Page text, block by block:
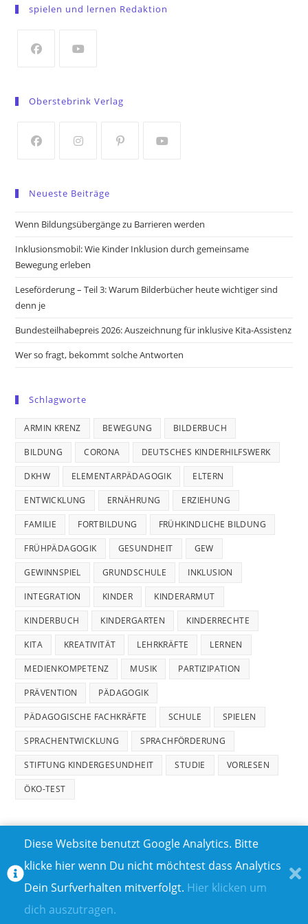
a
tab
spielen und lernen Redaktion
a
tab
tab
Oberstebrink Verlag
a
new
new
a
new
new
Neueste Beiträge
Wenn Bildungsübergänge zu Barrieren werden
Inklusionsmobil: Wie Kinder Inklusion durch gemeinsame
Bewegung erleben
Leseförderung – Teil 3: Warum Bilderbücher heute wichtiger sind
denn je
Bundesteilhabepreis 2026: Auszeichnung für inklusive Kita-Assistenz
Wer so fragt, bekommt solche Antworten
Schlagworte
ARMIN KRENZ BEWEGUNG BILDERBUCH
BILDUNG CORONA DEUTSCHES KINDERHILFSWERK
DKHW ELEMENTARPÄDAGOGIK ELTERN
ENTWICKLUNG ERNÄHRUNG ERZIEHUNG
FAMILIE FORTBILDUNG FRÜHKINDLICHE BILDUNG
FRÜHPÄDAGOGIK GESUNDHEIT GEW
GEWINNSPIEL GRUNDSCHULE INKLUSION
INTEGRATION KINDER KINDERARMUT
KINDERBUCH KINDERGARTEN KINDERRECHTE
KITA KREATIVITÄT LEHRKRÄFTE LERNEN
MEDIENKOMPETENZ MUSIK PARTIZIPATION
PRÄVENTION PÄDAGOGIK
PÄDAGOGISCHE FACHKRÄFTE SCHULE SPIELEN
SPRACHENTWICKLUNG SPRACHFÖRDERUNG
STIFTUNG KINDERGESUNDHEIT STUDIE VORLESEN
ÖKO-TEST
TEILNAHMEBEDINGUNGEN FÜR GEWINNSPIELE
IMPRESSUM
ÜBER UNS I
Diese Website benutzt Google Analytics. Bitte
klicke hier wenn Du nicht möchtest dass Analytics
Dein Surfverhalten mitverfolgt. Hier klicken um
dich auszutragen.